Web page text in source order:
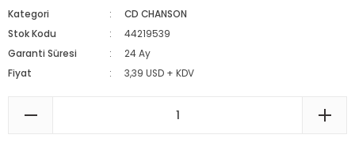
Kategori
CD CHANSON
Stok Kodu
44219539
Garanti Süresi
24 Ay
Fiyat
3,39 USD + KDV